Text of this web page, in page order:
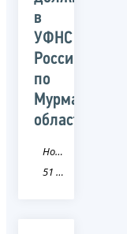
в
УФНС
России
по
Мурманской
области
Новость
51 Мурманская область